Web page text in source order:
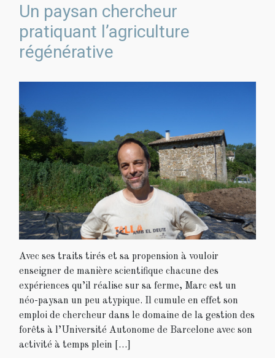
Un paysan chercheur
pratiquant l’agriculture
régénérative
Avec ses traits tirés et sa propension à vouloir
enseigner de manière scientifique chacune des
expériences qu’il réalise sur sa ferme, Marc est un
néo-paysan un peu atypique. Il cumule en effet son
emploi de chercheur dans le domaine de la gestion des
forêts à l’Université Autonome de Barcelone avec son
activité à temps plein […]